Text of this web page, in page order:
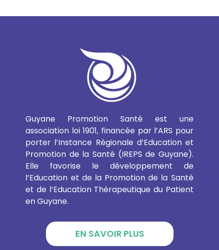
Guyane Promotion Santé est une
association loi 1901, financée par l’ARS pour
porter l’Instance Régionale d’Education et
Promotion de la Santé (IREPS de Guyane).
Elle favorise le développement de
l’Education et de la Promotion de la Santé
et de l’Education Thérapeutique du Patient
en Guyane.
EN SAVOIR PLUS